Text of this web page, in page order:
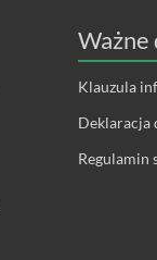
Klauzula
Deklaracja
Regulamin